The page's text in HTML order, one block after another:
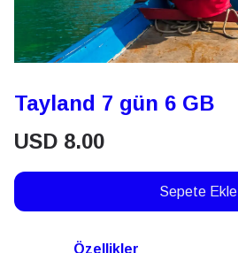
Tayland 7 gün 6 GB
USD 8.00
Sepete Ekle
Özellikler